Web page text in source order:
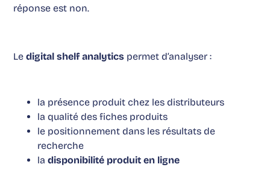
réponse est non.
Ledigital shelf analytics permet d’analyser :
la présence produit chez les distributeurs
la qualité des fiches produits
le positionnement dans les résultats de
recherche
ladisponibilité produit en ligne